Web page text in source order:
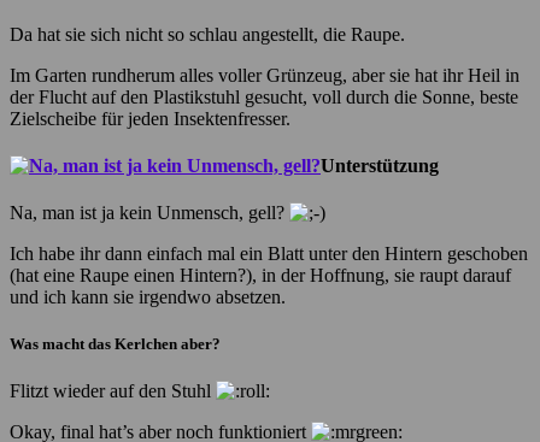
Da hat sie sich nicht so schlau angestellt, die Raupe.
Im Garten rundherum alles voller Grünzeug, aber sie hat ihr Heil in
der Flucht auf den Plastikstuhl gesucht, voll durch die Sonne, beste
Zielscheibe für jeden Insektenfresser.
Unterstützung
Na, man ist ja kein Unmensch, gell?
Ich habe ihr dann einfach mal ein Blatt unter den Hintern geschoben
(hat eine Raupe einen Hintern?), in der Hoffnung, sie raupt darauf
und ich kann sie irgendwo absetzen.
Was macht das Kerlchen aber?
Flitzt wieder auf den Stuhl
Okay, final hat’s aber noch funktioniert